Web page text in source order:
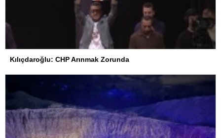
Kılıçdaroğlu: CHP Arınmak Zorunda